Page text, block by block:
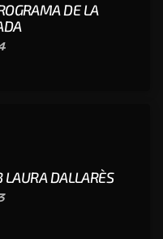
DE LA
DALLARÈS